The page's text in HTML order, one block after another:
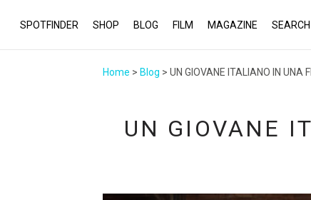
SPOTFINDER SHOP BLOG FILM MAGAZINE SEARCH
Home > Blog > UN GIOVANE ITALIANO IN UNA
UN GIOVANE